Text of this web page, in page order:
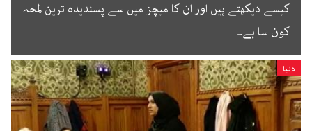
کیسے دیکھتے ہیں اور ان کا میچز میں سے پسندیدہ ترین لمحہ
کون سا ہے۔
دنیا